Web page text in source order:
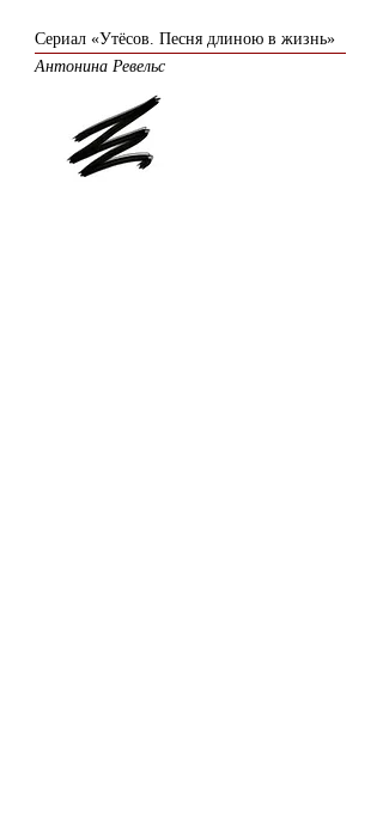
Сериал «Утёсов. Песня длиною в жизнь»
Антонина Ревельс